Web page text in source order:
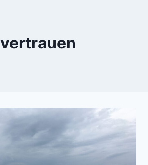
vertrauen